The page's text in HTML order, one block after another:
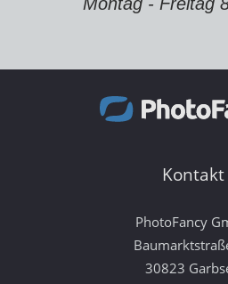
Kontakt
PhotoFancy
30823